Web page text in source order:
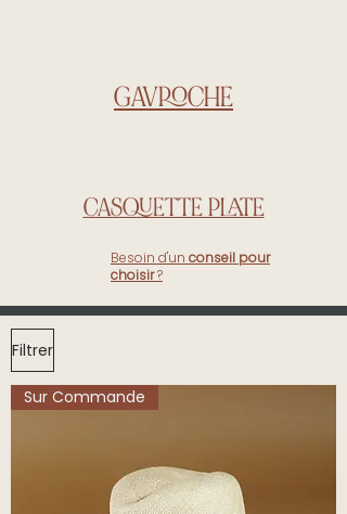
GAVROCHE
CASQUETTE PLATE
Besoin d'un conseil pour
choisir?
Filtrer
Sur Commande